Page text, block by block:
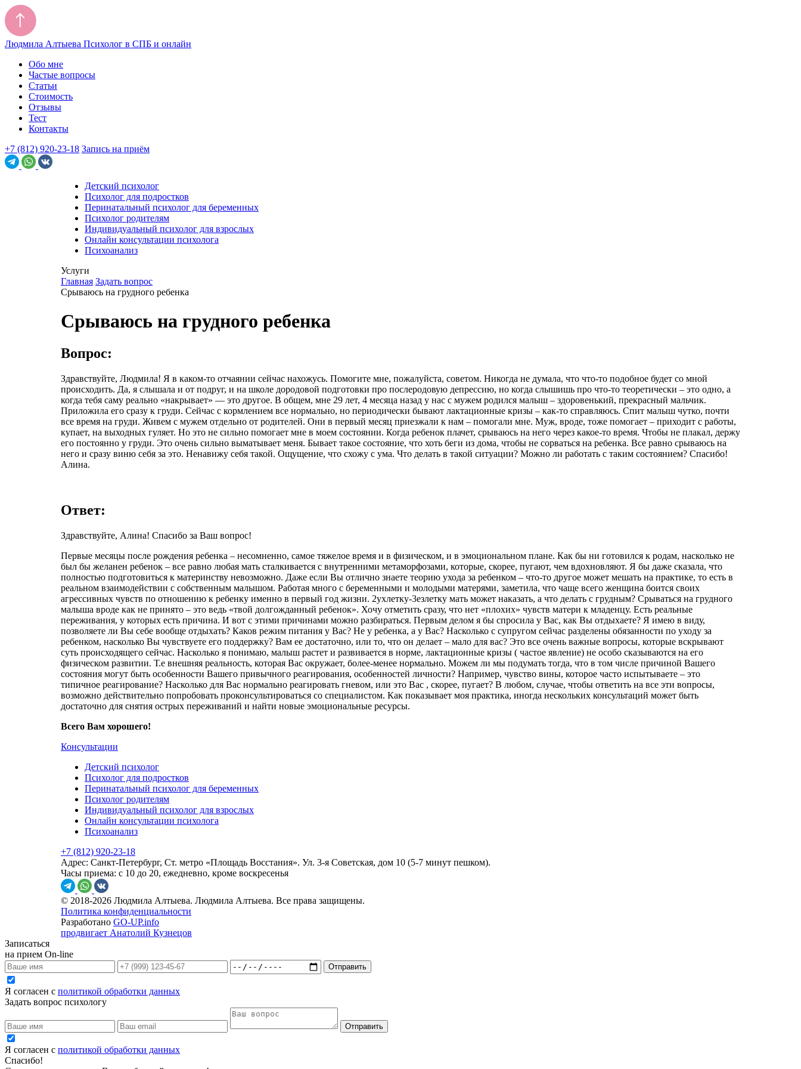
Людмила Алтыева Психолог в СПБ и онлайн
Обо мне
Частые вопросы
Статьи
Стоимость
Отзывы
Тест
Контакты
+7 (812) 920-23-18 Запись на приём
Детский психолог
Психолог для подростков
Перинатальный психолог для беременных
Психолог родителям
Индивидуальный психолог для взрослых
Онлайн консультации психолога
Психоанализ
Услуги
Главная Задать вопрос
Срываюсь на грудного ребенка
Срываюсь на грудного ребенка
Вопрос:
Здравствуйте, Людмила! Я в каком-то отчаянии сейчас нахожусь. Помогите мне, пожалуйста, советом. Никогда не думала, что что-то подобное будет со мной
происходить. Да, я слышала и от подруг, и на школе дородовой подготовки про послеродовую депрессию, но когда слышишь про что-то теоретически – это одно, а
когда тебя саму реально «накрывает» — это другое. В общем, мне 29 лет, 4 месяца назад у нас с мужем родился малыш – здоровенький, прекрасный мальчик.
Приложила его сразу к груди. Сейчас с кормлением все нормально, но периодически бывают лактационные кризы – как-то справляюсь. Спит малыш чутко, почти
все время на груди. Живем с мужем отдельно от родителей. Они в первый месяц приезжали к нам – помогали мне. Муж, вроде, тоже помогает – приходит с работы,
купает, на выходных гуляет. Но это не сильно помогает мне в моем состоянии. Когда ребенок плачет, срываюсь на него через какое-то время. Чтобы не плакал, держу
его постоянно у груди. Это очень сильно выматывает меня. Бывает такое состояние, что хоть беги из дома, чтобы не сорваться на ребенка. Все равно срываюсь на
него и сразу виню себя за это. Ненавижу себя такой. Ощущение, что схожу с ума. Что делать в такой ситуации? Можно ли работать с таким состоянием? Спасибо!
Алина.
Ответ:
Здравствуйте, Алина! Спасибо за Ваш вопрос!
Первые месяцы после рождения ребенка – несомненно, самое тяжелое время и в физическом, и в эмоциональном плане. Как бы ни готовился к родам, насколько не
был бы желанен ребенок – все равно любая мать сталкивается с внутренними метаморфозами, которые, скорее, пугают, чем вдохновляют. Я бы даже сказала, что
полностью подготовиться к материнству невозможно. Даже если Вы отлично знаете теорию ухода за ребенком – что-то другое может мешать на практике, то есть в
реальном взаимодействии с собственным малышом. Работая много с беременными и молодыми матерями, заметила, что чаще всего женщина боится своих
агрессивных чувств по отношению к ребенку именно в первый год жизни. 2ухлетку-3езлетку мать может наказать, а что делать с грудным? Срываться на грудного
малыша вроде как не принято – это ведь «твой долгожданный ребенок». Хочу отметить сразу, что нет «плохих» чувств матери к младенцу. Есть реальные
переживания, у которых есть причина. И вот с этими причинами можно разбираться. Первым делом я бы спросила у Вас, как Вы отдыхаете? Я имею в виду,
позволяете ли Вы себе вообще отдыхать? Каков режим питания у Вас? Не у ребенка, а у Вас? Насколько с супругом сейчас разделены обязанности по уходу за
ребенком, насколько Вы чувствуете его поддержку? Вам ее достаточно, или то, что он делает – мало для вас? Это все очень важные вопросы, которые вскрывают
суть происходящего сейчас. Насколько я понимаю, малыш растет и развивается в норме, лактационные кризы ( частое явление) не особо сказываются на его
физическом развитии. Т.е внешняя реальность, которая Вас окружает, более-менее нормально. Можем ли мы подумать тогда, что в том числе причиной Вашего
состояния могут быть особенности Вашего привычного реагирования, особенностей личности? Например, чувство вины, которое часто испытываете – это
типичное реагирование? Насколько для Вас нормально реагировать гневом, или это Вас , скорее, пугает? В любом, случае, чтобы ответить на все эти вопросы,
возможно действительно попробовать проконсультироваться со специалистом. Как показывает моя практика, иногда нескольких консультаций может быть
достаточно для снятия острых переживаний и найти новые эмоциональные ресурсы.
Всего Вам хорошего!
Консультации
Детский психолог
Психолог для подростков
Перинатальный психолог для беременных
Психолог родителям
Индивидуальный психолог для взрослых
Онлайн консультации психолога
Психоанализ
+7 (812) 920-23-18
Адрес: Санкт-Петербург, Ст. метро «Площадь Восстания». Ул. 3-я Советская, дом 10 (5-7 минут пешком).
Часы приема: с 10 до 20, ежедневно, кроме воскресенья
© 2018-2026 Людмила Алтыева. Людмила Алтыева. Все права защищены.
Политика конфиденциальности
Разработано GO-UP.info
продвигает Анатолий Кузнецов
Записаться
на прием On-line
Отправить
Я согласен с политикой обработки данных
Задать вопрос психологу
Отправить
Я согласен с политикой обработки данных
Спасибо!